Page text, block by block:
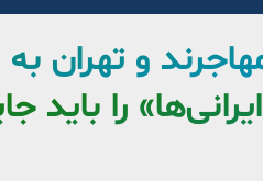
و تهران به
را باید